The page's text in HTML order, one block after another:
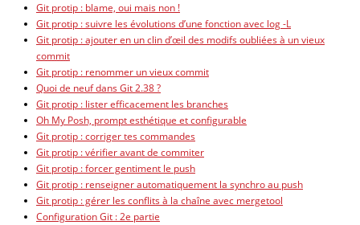
Git protip : blame, oui mais non !
Git protip : suivre les évolutions d’une fonction avec log -L
Git protip : ajouter en un clin d’œil des modifs oubliées à un vieux
commit
Git protip : renommer un vieux commit
Quoi de neuf dans Git 2.38 ?
Git protip : lister efficacement les branches
Oh My Posh, prompt esthétique et configurable
Git protip : corriger tes commandes
Git protip : vérifier avant de commiter
Git protip : forcer gentiment le push
Git protip : renseigner automatiquement la synchro au push
Git protip : gérer les conflits à la chaîne avec mergetool
Configuration Git : 2e partie